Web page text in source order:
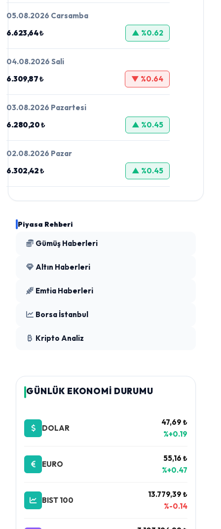
05.08.2026 Carsamba
6.623,64 ₺
▲ %0.62
04.08.2026 Sali
6.309,87 ₺
▼ %0.64
03.08.2026 Pazartesi
6.280,20 ₺
▲ %0.45
02.08.2026 Pazar
6.302,42 ₺
▲ %0.45
Piyasa Rehberi
Gümüş Haberleri
Altın Haberleri
Emtia Haberleri
Borsa İstanbul
Kripto Analiz
GÜNLÜK EKONOMİ DURUMU
DOLAR
47,69 ₺
%+0.19
EURO
55,16 ₺
%+0.47
BIST 100
13.779,39 ₺
%-0.14